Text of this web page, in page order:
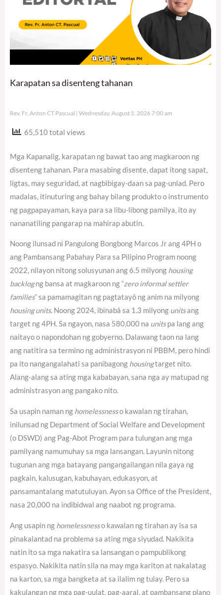
Karapatan sa disenteng tahanan
Rev. Fr. Anton CT Pascual Wednesday, August 5, 2026 7:00 am
65,510 total views
Mga Kapanalig, karapatan ng bawat tao ang magkaroon ng
disenteng tahanan. Para masabing disente, dapat itong sapat,
ligtas, may seguridad, at nagbibigay-daan sa pag-unlad. Pero
madalas, itinuturing ang bahay bilang produkto o instrumento
ng pagpapayaman, kaya para sa libu-libong pamilya, ito ay
nananatiling pangarap na mahirap abutin.
Noong ilunsad ni Pangulong Bongbong Marcos Jr ang 4PH o
ang Pambansang Pabahay Para sa Pilipino Program noong
2022, nilayon nitong solusyunan ang 6.5 milyong housing
backlogng bansa at magkaroon ng “zero informal settler
families” sa pamamagitan ng pagtatayô ng anim na milyong
housing units. Noong 2024, ibinabâ sa 1.3 milyong unitsang
target ng 4PH.Sa ngayon, nasa 580,000 na unitspa lang ang
naitayo o napondohan ng gobyerno. Dalawang taon na lang
ang natitira sa termino ng administrasyon ni PBBM, pero hindi
pa ito nangangalahati sa panibagong housingtarget nito.
Alang-alang sa ating mga kababayan, sana nga ay matupad ng
administrasyon ang pangako nito.
Sa usapin naman ng homelessnesso kawalan ng tirahan,
inilunsad ng Department of Social Welfare and Development
(o DSWD) ang Pag-Abot Program para tulungan ang mga
pamilyang namumuhay sa mga lansangan. Layunin nitong
tugunan ang mga batayang pangangailangan nila gaya ng
pagkain, kalusugan, kabuhayan, edukasyon, at
pansamantalang matutuluyan. Ayon sa Office of the President,
nasa 20,000 na indibidwal ang naabot ng programa.
Ang usapin ng homelessnesso kawalan ng tirahan ay isa sa
pinakalantad na problema sa ating mga siyudad. Nakikita
natin ito sa mga nakatira sa lansangan o pampublikong
espasyo. Nakikita natin sila na may mga kariton at nakalatag
na karton, sa mga bangketa at sa ilalim ng tulay. Pero sa
kakulangan ng mga pag-uulat, pag-aaral, at pambansang plano